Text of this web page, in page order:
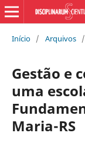
Início / Arquivos /
Gestão e
uma
Maria-RS